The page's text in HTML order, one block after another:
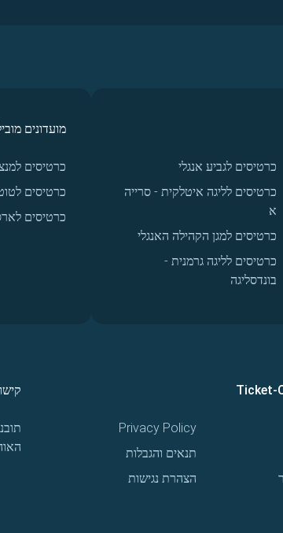
כרטיסים לגביע אנגלי
כרטיסים לליגה איטלקית - סרייה
א
כרטיסים למגן הקהילה האנגלי
כרטיסים לליגה גרמנית -
בונדסליגה
מועדונים
כרטיסים
כרטיסים
כרטיסים
Ticket-
Privacy Policy
תנאים והגבלות
הצהרת נגישות